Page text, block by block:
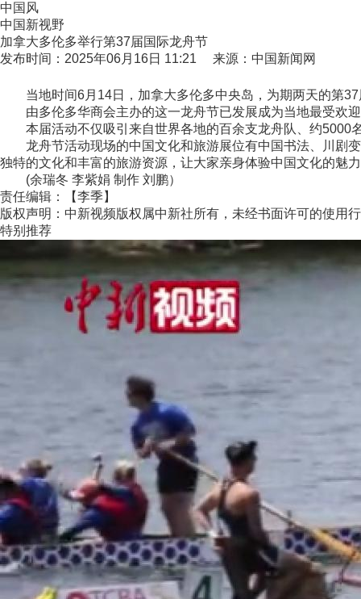
中国风
中国新视野
加拿大多伦多举行第37届国际龙舟节
发布时间：2025年06月16日 11:21 来源：中国新闻网
当地时间6月14日，加拿大多伦多中央岛，为期两天的第37
由多伦多华商会主办的这一龙舟节已发展成为当地最受欢
本届活动不仅吸引来自世界各地的百余支龙舟队、约5000
龙舟节活动现场的中国文化和旅游展位有中国书法、川剧变
独特的文化和丰富的旅游资源，让大家亲身体验中国文化的魅
(余瑞冬 李紫娟 制作 刘鹏）
责任编辑：【李季】
版权声明：中新视频版权属中新社所有，未经书面许可的使用
特别推荐